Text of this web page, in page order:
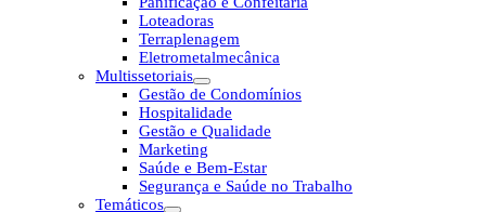
Loteadoras
Terraplenagem
Eletrometalmecânica
Multissetoriais
Gestão de Condomínios
Hospitalidade
Gestão e Qualidade
Marketing
Saúde e Bem-Estar
Segurança e Saúde no Trabalho
Temáticos